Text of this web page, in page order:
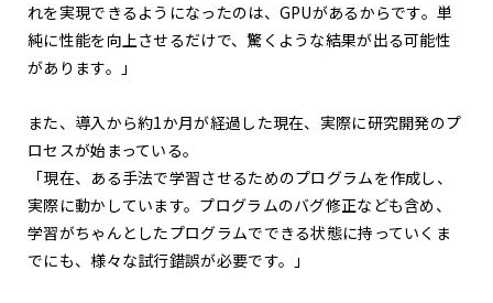
れを実現できるようになったのは、GPUがあるからです。単
純に性能を向上させるだけで、驚くような結果が出る可能性
があります。」
また、導入から約1か月が経過した現在、実際に研究開発のプ
ロセスが始まっている。
「現在、ある手法で学習させるためのプログラムを作成し、
実際に動かしています。プログラムのバグ修正なども含め、
学習がちゃんとしたプログラムでできる状態に持っていくま
でにも、様々な試行錯誤が必要です。」